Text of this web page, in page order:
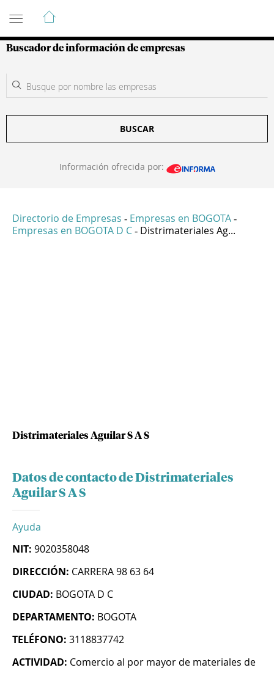
Guía de Empresas Colombianas
Buscador de información de empresas
BUSCAR
Información ofrecida por:
Directorio de Empresas - Empresas en BOGOTA -
Empresas en BOGOTA D C - Distrimateriales Ag...
Distrimateriales Aguilar S A S
Datos de contacto de Distrimateriales
Aguilar S A S
Ayuda
NIT: 9020358048
DIRECCIÓN: CARRERA 98 63 64
CIUDAD: BOGOTA D C
DEPARTAMENTO: BOGOTA
TELÉFONO: 3118837742
ACTIVIDAD: Comercio al por mayor de materiales de